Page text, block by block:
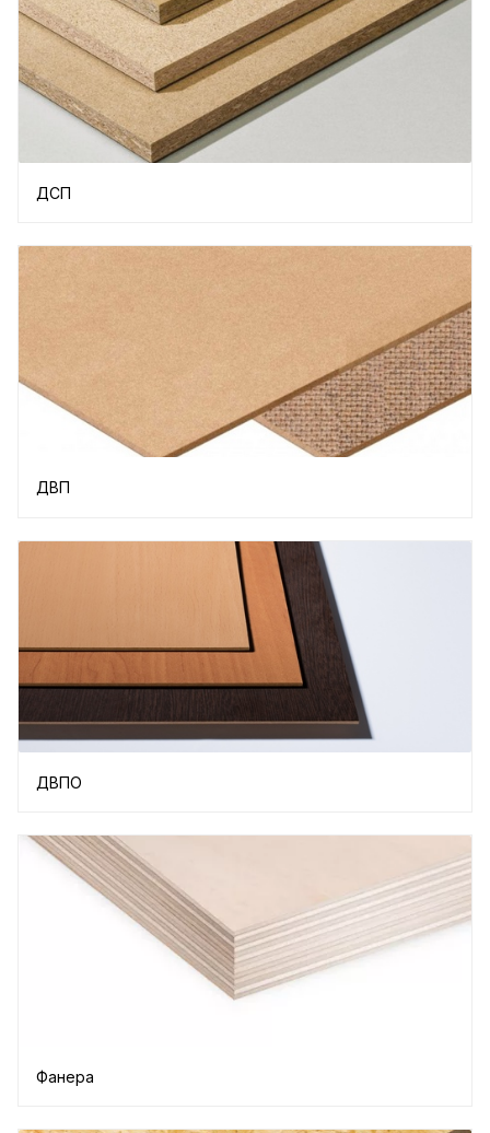
ДСП
ДВП
ДВПО
Фанера